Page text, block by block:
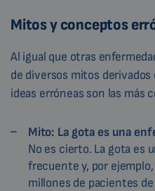
Mitos y conceptos
Al igual que otras
de diversos mitos
ideas erróneas son las más
Mito: La gota es una
No es cierto. La gota es
frecuente y, por ejemplo,
millones de pacientes